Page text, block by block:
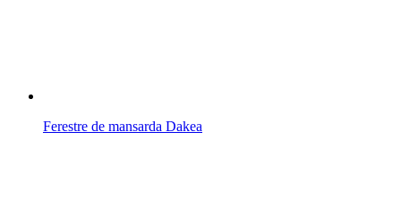
Ferestre de mansarda Dakea